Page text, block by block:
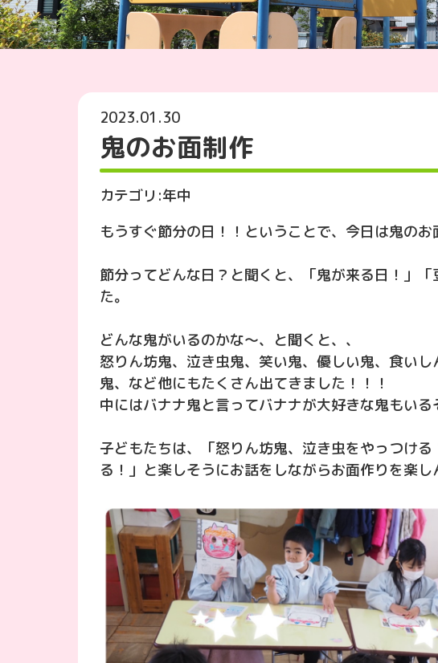
2023.01.30
鬼のお面制作
カテゴリ:年中
もうすぐ節分の日！！ということで、今日は鬼のお
節分ってどんな日？と聞くと、「鬼が来る日！」
た。
どんな鬼がいるのかな～、と聞くと、、
怒りん坊鬼、泣き虫鬼、笑い鬼、優しい鬼、食い
鬼、など他にもたくさん出てきました！！！
中にはバナナ鬼と言ってバナナが大好きな鬼もいる
子どもたちは、「怒りん坊鬼、泣き虫をやっつけ
る！」と楽しそうにお話をしながらお面作りを楽